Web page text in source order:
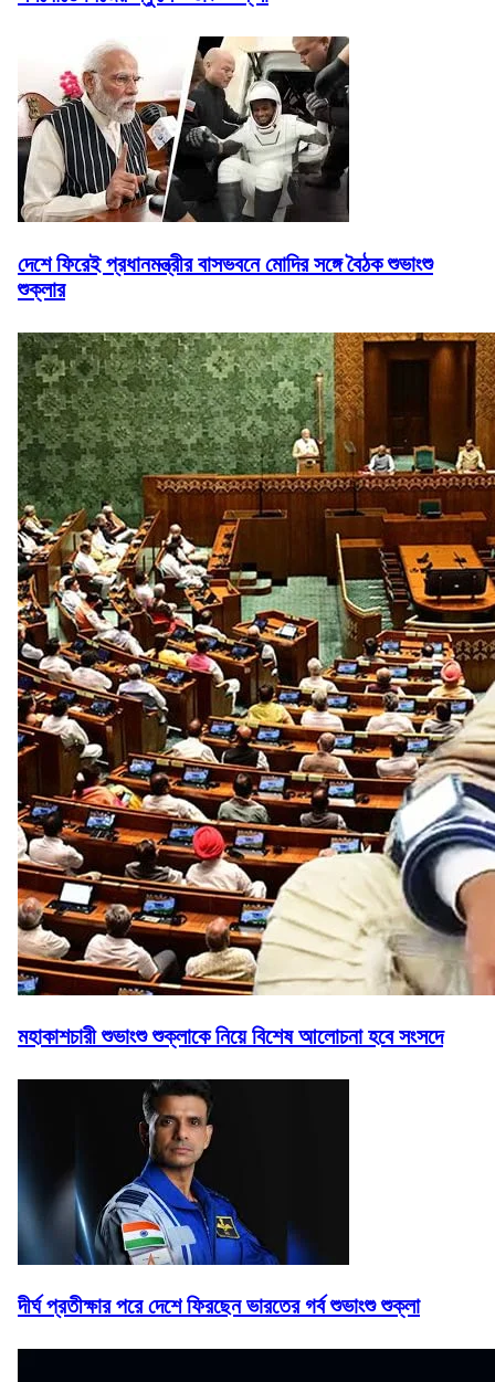
দেশে ফিরেই প্রধানমন্ত্রীর বাসভবনে মোদির সঙ্গে বৈঠক শুভাংশু
শুক্লার
মহাকাশচারী শুভাংশু শুক্লাকে নিয়ে বিশেষ আলোচনা হবে সংসদে
দীর্ঘ প্রতীক্ষার পরে দেশে ফিরছেন ভারতের গর্ব শুভাংশু শুক্লা